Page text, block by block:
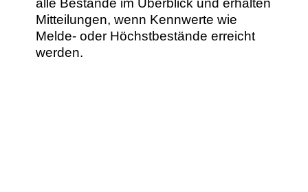
Mitteilungen, wenn Kennwerte wie
Melde- oder Höchstbestände erreicht
werden.